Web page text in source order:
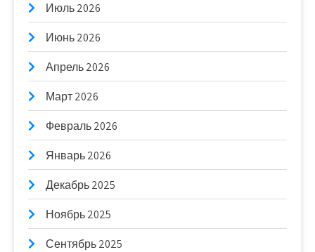
Июль 2026
Июнь 2026
Апрель 2026
Март 2026
Февраль 2026
Январь 2026
Декабрь 2025
Ноябрь 2025
Сентябрь 2025